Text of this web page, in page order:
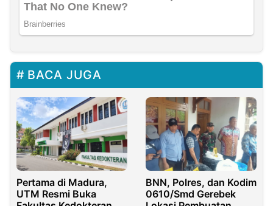
BACA JUGA
Pertama di Madura,
UTM Resmi Buka
BNN, Polres, dan Kodim
0610/Smd Gerebek